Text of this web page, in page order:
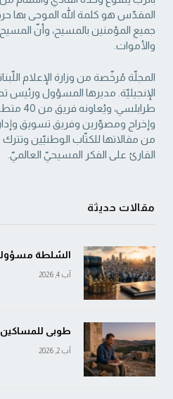
‏المقدّس هو كلمة الله الموحى بها
جميع المؤمنين بالمسيح، وأنّ المسيح
والأموات. ‏
المجلّة مُرخّصة من وزارة الإعلام
الإنجيليّة. مديرها المسؤول ‏ورئيس
القارئ على الفكر المسيحيّ العالميّ.‏
مقالات حديثة
السّلطة
آب 4, 2026
طوبى للمساكين
آب 2, 2026